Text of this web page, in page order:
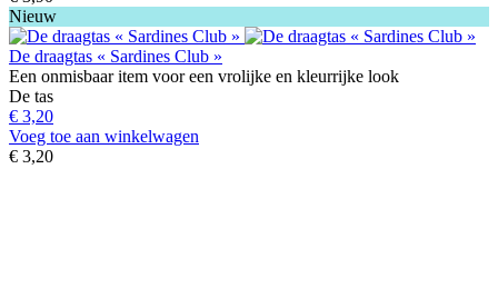
Nieuw
De draagtas « Sardines Club »
Een onmisbaar item voor een vrolijke en kleurrijke look
De tas
€ 3,20
Voeg toe aan winkelwagen
€ 3,20